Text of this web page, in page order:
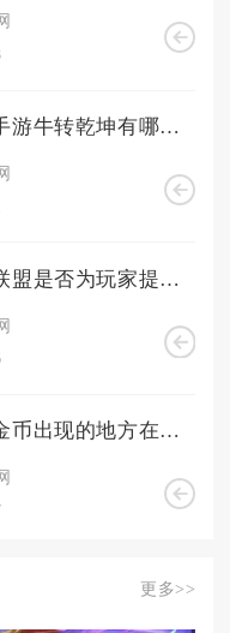
斗罗大陆手游牛转乾坤有哪些隐藏玩法
攻城掠地联盟是否为玩家提供了更多的发展机会
攻城掠地金币出现的地方在哪里
更多>>